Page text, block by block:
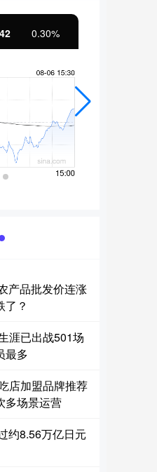
0.30%
产品批发价连涨
了？
涯已出战501场
最多
店加盟品牌推荐
多场景运营
约8.56万亿日元